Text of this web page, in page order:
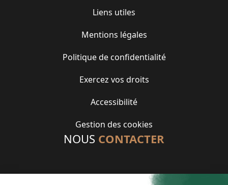
Liens utiles
Mentions légales
Politique de confidentialité
Exercez vos droits
Accessibilité
Gestion des cookies
NOUS CONTACTER